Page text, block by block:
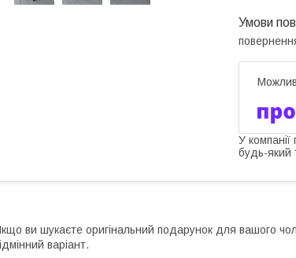
У
будь-який
ви шукаєте оригінальний подарунок для вашого
варіант.